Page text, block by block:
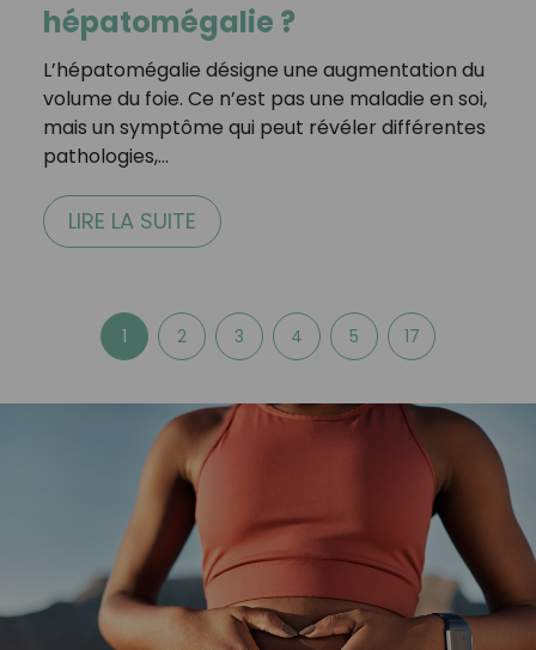
hépatomégalie ?
L’hépatomégalie désigne une augmentation du
volume du foie. Ce n’est pas une maladie en soi,
mais un symptôme qui peut révéler différentes
pathologies,…
LIRE LA SUITE
1 2 3 4 5 17